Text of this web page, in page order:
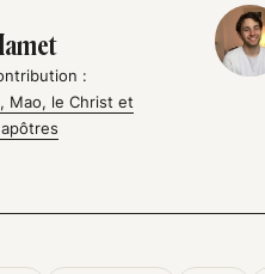
:
Mao, le Christ et